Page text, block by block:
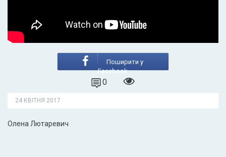
Поширити у
Facebook
0
24 КВІТНЯ 2017
Олена Лютаревич